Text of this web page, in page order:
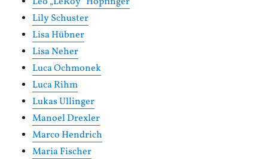
Lily Schuster
Lisa Hübner
Lisa Neher
Luca Ochmonek
Luca Rihm
Lukas Ullinger
Manoel Drexler
Marco Hendrich
Maria Fischer